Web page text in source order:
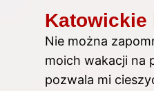
Katowickie
Nie można
moich wakacji na
pozwala mi